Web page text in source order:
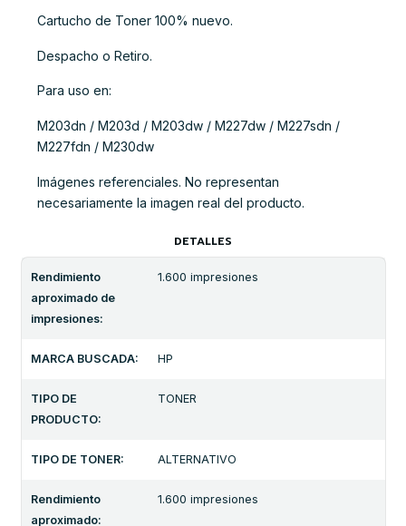
Cartucho de Toner 100% nuevo.
Despacho o Retiro.
Para uso en:
M203dn / M203d / M203dw / M227dw / M227sdn /
M227fdn / M230dw
Imágenes referenciales. No representan
necesariamente la imagen real del producto.
DETALLES
Rendimiento
aproximado de
impresiones:
1.600 impresiones
MARCA BUSCADA: HP
TIPO DE
PRODUCTO:
TONER
TIPO DE TONER: ALTERNATIVO
Rendimiento
aproximado:
1.600 impresiones